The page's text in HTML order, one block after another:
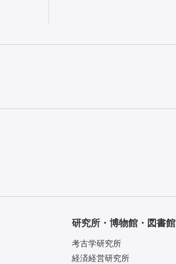
研究所・博物館・図書館
考古学研究所
経済経営研究所